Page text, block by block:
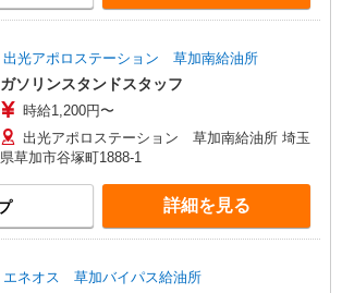
光アポロステーション 草加南給油所
ガソリンスタンドスタッフ
時給1,200円〜
出光アポロステーション 草加南給油所 埼玉
県草加市谷塚町1888-1
詳細を見る
ネオス 草加バイパス給油所